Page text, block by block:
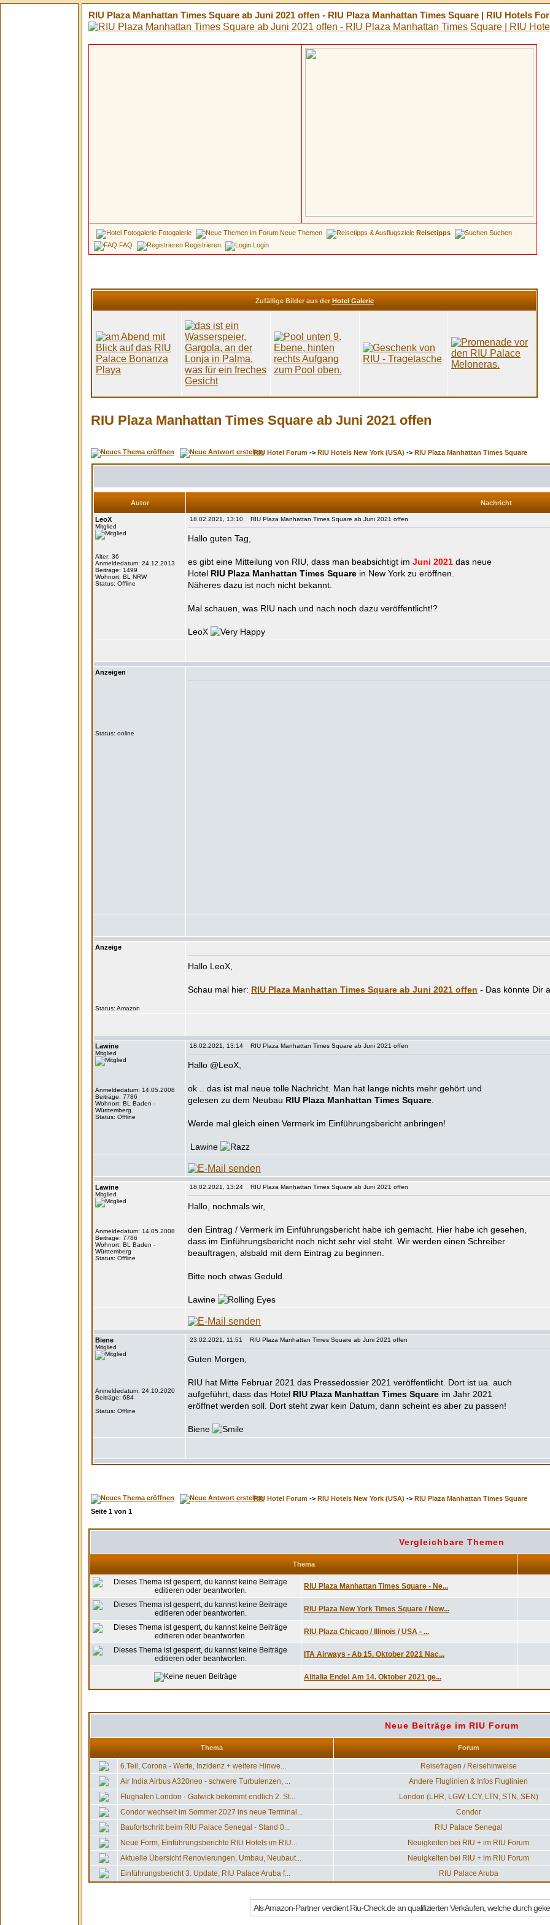
RIU Plaza Manhattan Times Square ab Juni 2021 offen - RIU Plaza Manhattan Times Square | RIU Hotels
Fotogalerie Neue Themen Reisetipps
Suchen
FAQ
Registrieren Login
Zufällige Bilder aus der Hotel Galerie
RIU Plaza Manhattan Times Square ab Juni 2021 offen
RIU Hotel Forum -> RIU Hotels New York (USA) -> RIU Plaza Manhattan Times Square
Autor Nachricht
LeoX
Mitglied
Alter: 36
Anmeldedatum: 24.12.2013
Beiträge: 1499
Wohnort: BL NRW
Status: Offline
18.02.2021, 13:10 RIU Plaza Manhattan Times Square ab Juni 2021 offen
Hallo guten Tag,
es gibt eine Mitteilung von RIU, dass man beabsichtigt im Juni 2021 das neue
Hotel RIU Plaza Manhattan Times Square in New York zu eröffnen.
Näheres dazu ist noch nicht bekannt.
Mal schauen, was RIU nach und nach noch dazu veröffentlicht!?
LeoX
Anzeigen
Status: online
Anzeige
Status:
Hallo LeoX,
RIU Plaza Manhattan Times Square ab Juni 2021 offen
Lawine
Mitglied
Anmeldedatum: 14.05.2008
Beiträge: 7786
Wohnort: BL Baden -
Württemberg
Status: Offline
18.02.2021, 13:14 RIU Plaza Manhattan Times Square ab Juni 2021 offen
Hallo @LeoX,
ok .. das ist mal neue tolle Nachricht. Man hat lange nichts mehr gehört und
gelesen zu dem Neubau RIU Plaza Manhattan Times Square
Werde mal gleich einen Vermerk im Einführungsbericht anbringen!
Lawine
Lawine
Mitglied
Anmeldedatum: 14.05.2008
Beiträge: 7786
Wohnort: BL Baden -
Württemberg
Status: Offline
18.02.2021, 13:24 RIU Plaza Manhattan Times Square ab Juni 2021 offen
Hallo, nochmals wir,
den Eintrag / Vermerk im Einführungsbericht habe ich gemacht. Hier habe ich gesehen,
dass im Einführungsbericht noch nicht sehr viel steht. Wir werden einen Schreiber
beauftragen, alsbald mit dem Eintrag zu beginnen.
Bitte noch etwas Geduld.
Lawine
Biene
Mitglied
Anmeldedatum: 24.10.2020
Beiträge: 684
Status: Offline
23.02.2021, 11:51 RIU Plaza Manhattan Times Square ab Juni 2021 offen
Guten Morgen,
RIU hat Mitte Februar 2021 das Pressedossier 2021 veröffentlicht. Dort ist ua. auch
aufgeführt, dass das Hotel RIU Plaza Manhattan Times Square im Jahr 2021
eröffnet werden soll. Dort steht zwar kein Datum, dann scheint es aber zu passen!
Biene
RIU Hotel Forum -> RIU Hotels New York (USA) -> RIU Plaza Manhattan Times Square
Seite 1 von 1
Vergleichbare Themen
Thema
RIU Plaza Manhattan Times Square - Ne...
RIU Plaza New York Times Square / New...
RIU Plaza Chicago / Illinois / USA - ...
ITA Airways - Ab 15. Oktober 2021 Nac...
Alitalia Ende! Am 14. Oktober 2021 ge...
Neue Beiträge im RIU Forum
Thema Forum
6.Teil, Corona - Werte, Inzidenz + weitere Hinwe...
Reisefragen / Reisehinweise
Air India Airbus A320neo - schwere Turbulenzen, ...
Andere Fluglinien & Infos Fluglinien
Flughafen London - Gatwick bekommt endlich 2. St...
London (LHR, LGW, LCY, LTN, STN, SEN)
Condor wechselt im Sommer 2027 ins neue Terminal...
Condor
Baufortschritt beim RIU Palace Senegal - Stand 0...
RIU Palace Senegal
Neue Form, Einführungsberichte RIU Hotels im RIU...
Neuigkeiten bei RIU + im RIU Forum
Aktuelle Übersicht Renovierungen, Umbau, Neubaut...
Neuigkeiten bei RIU + im RIU Forum
Einführungsbericht 3. Update, RIU Palace Aruba f...
RIU Palace Aruba